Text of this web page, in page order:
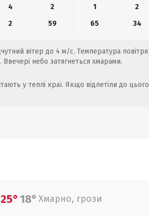
4 2 1
2
2 59 65 34
вітер до 4 м/с. Температура повітря
Ввечері небо затягнеться хмарами.
у теплі краї. Якщо відлетіли до цього
25°18° Хмарно, грози